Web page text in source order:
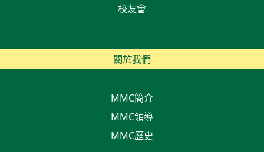
校友會
關於我們
MMC簡介
MMC領導
MMC歷史